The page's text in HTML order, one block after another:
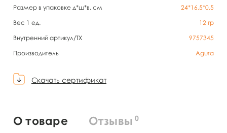
Размер в упаковке д*ш*в, см
24*16,5*0,5
Вес 1 ед.
12 гр
Внутренний артикул/TX
9757345
Производитель
Agura
Скачать сертификат
О товаре Отзывы 0